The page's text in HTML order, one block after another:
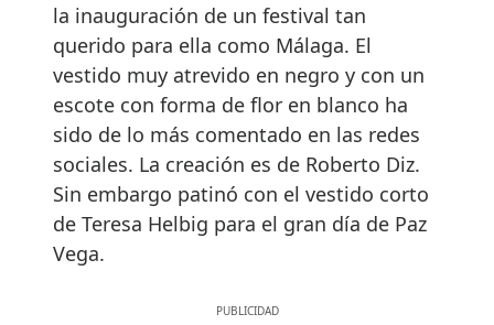
la inauguración de un festival tan
querido para ella como Málaga. El
vestido muy atrevido en negro y con un
escote con forma de flor en blanco ha
sido de lo más comentado en las redes
sociales. La creación es de Roberto Diz.
Sin embargo patinó con el vestido corto
de Teresa Helbig para el gran día de Paz
Vega.